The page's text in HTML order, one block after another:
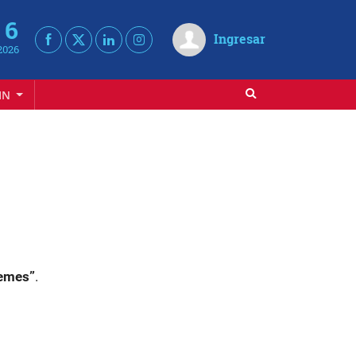
Ingresar
.